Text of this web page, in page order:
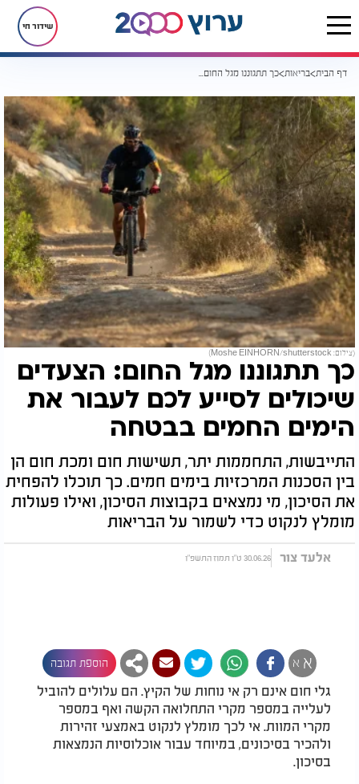
שידור חי
דף הבית בריאות כך תתגוננו מגל החום: הצעדים שיכולים לסייע לכם לעבור את הימים החמים בבטחה
(צילום: Moshe EINHORN/shutterstock)
כך תתגוננו מגל החום: הצעדים
שיכולים לסייע לכם לעבור את
הימים החמים בבטחה
התייבשות, התחממות יתר, תשישות חום ומכת חום הן
בין הסכנות המרכזיות בימים חמים. כך תוכלו להפחית
את הסיכון, מי נמצאים בקבוצות הסיכון, ואילו פעולות
מומלץ לנקוט כדי לשמור על הבריאות
אלעד צור 30.06.26 ט"ו תמוז התשפ"ו
א א הוספת תגובה
גלי חום אינם רק אי נוחות של הקיץ. הם עלולים להוביל
לעלייה במספר מקרי התחלואה הקשה ואף במספר
מקרי המוות. אי לכך מומלץ לנקוט באמצעי זהירות
ולהכיר בסיכונים, במיוחד עבור אוכלוסיות הנמצאות
בסיכון.